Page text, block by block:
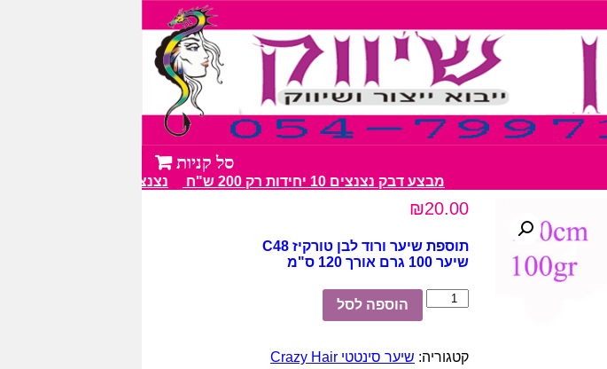
מבצע דבק נצנצים 10 יחידות רק 200 ש"ח נצנצים מעל 100 גווני צבע מרהיבים
₪20.00
תוספת שיער ורוד לבן טורקיז C48
שיער 100 גרם אורך 120 ס"מ
כמות
של
ורוד
הוספה לסל
קטגוריה: שיער סינטטי Crazy Hair